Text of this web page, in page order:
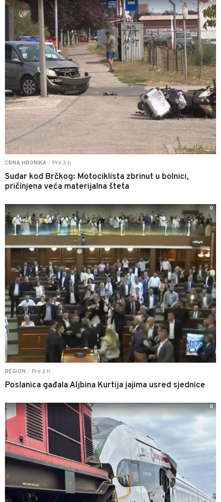
CRNA HRONIKA Pre 3 h
Sudar kod Brčkog: Motociklista zbrinut u bolnici,
pričinjena veća materijalna šteta
REGION Pre 3 h
Poslanica gađala Aljbina Kurtija jajima usred sjednice
0
0